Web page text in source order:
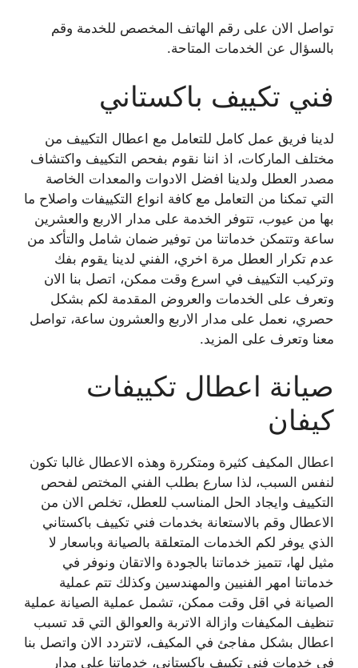
تواصل الان على رقم الهاتف المخصص للخدمة وقم
بالسؤال عن الخدمات المتاحة.
فني تكييف باكستاني
لدينا فريق عمل كامل للتعامل مع اعطال التكييف من
مختلف الماركات، اذ اننا نقوم بفحص التكييف واكتشاف
مصدر العطل ولدينا افضل الادوات والمعدات الخاصة
التي تمكنا من التعامل مع كافة انواع التكييفات واصلاح ما
بها من عيوب، تتوفر الخدمة على مدار الاربع والعشرين
ساعة وتتمكن خدماتنا من توفير ضمان شامل والتأكد من
عدم تكرار العطل مرة اخري، الفني لدينا يقوم بفك
وتركيب التكييف في اسرع وقت ممكن، اتصل بنا الان
وتعرف على الخدمات والعروض المقدمة لكم بشكل
حصري، نعمل على مدار الاربع والعشرون ساعة، تواصل
معنا وتعرف على المزيد.
صيانة اعطال تكييفات
كيفان
اعطال المكيف كثيرة ومتكررة وهذه الاعطال غالبا تكون
لنفس السبب، لذا سارع بطلب الفني المختص لفحص
التكييف وايجاد الحل المناسب للعطل، تخلص الان من
الاعطال وقم بالاستعانة بخدمات فني تكييف باكستاني
الذي يوفر لكم الخدمات المتعلقة بالصيانة وباسعار لا
مثيل لها، تتميز خدماتنا بالجودة والاتقان ونوفر في
خدماتنا امهر الفنيين والمهندسين وكذلك تتم عملية
الصيانة في اقل وقت ممكن، تشمل عملية الصيانة عملية
تنظيف المكيفات وازالة الاتربة والعوالق التي قد تسبب
اعطال بشكل مفاجئ في المكيف، لاتتردد الان واتصل بنا
في خدمات فني تكييف باكستاني، خدماتنا على مدار